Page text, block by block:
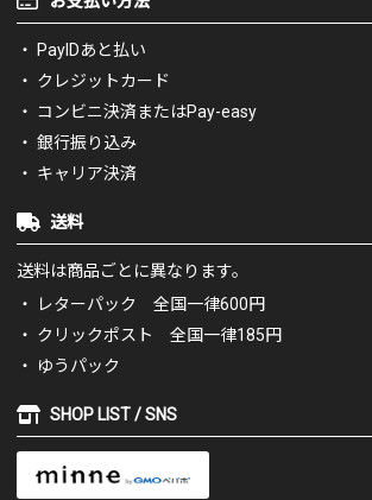
PayIDあと払い
クレジットカード
コンビニ決済またはPay-easy
銀行振り込み
キャリア決済
送料
送料は商品ごとに異なります。
レターパック 全国一律600円
クリックポスト 全国一律185円
ゆうパック
SHOP LIST / SNS